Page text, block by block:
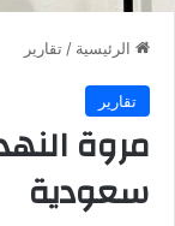
الرئيسية / تقارير
تقارير
مروة
سعودية